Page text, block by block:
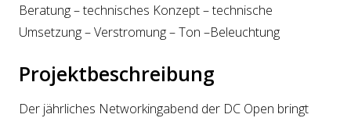
Beratung – technisches Konzept – technische
Umsetzung – Verstromung – Ton –Beleuchtung
Projektbeschreibung
Der jährliches Networkingabend der DC Open bringt